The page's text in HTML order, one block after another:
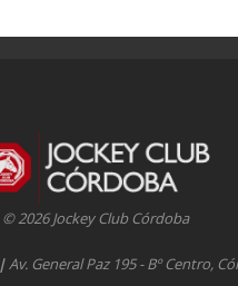
© 2026 Jockey Club Córdoba
|Av. General Paz 195 - Bº Centro,